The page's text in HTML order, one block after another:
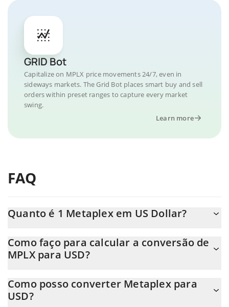
GRID Bot
Capitalize on MPLX price movements 24/7, even in
sideways markets. The Grid Bot places smart buy and sell
orders within preset ranges to capture every market
swing.
Learn more
FAQ
Quanto é 1 Metaplex em US Dollar?
Neste momento, 1 Metaplex equivale a 0.02367917 USD
Como faço para calcular a conversão de
MPLX para USD?
preço de conversão do MPLX para USD simplesmente inserindo
a quantidade de Metaplex no campo correspondente e
Como posso converter Metaplex para
USD?